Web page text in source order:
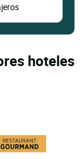
hoteles